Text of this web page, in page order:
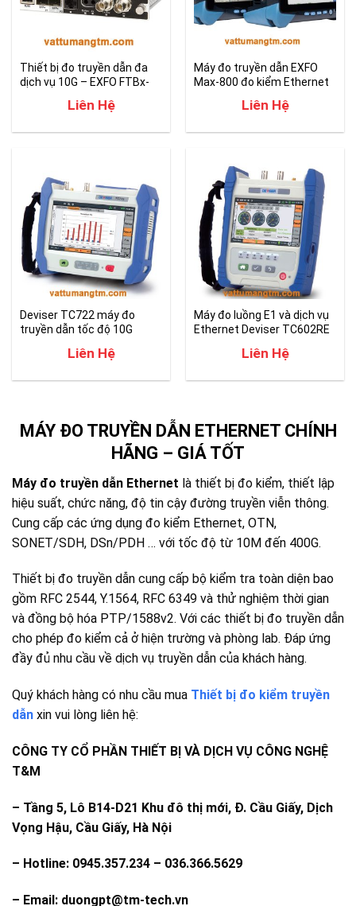
MÁY ĐO TRUYỀN DẪN ETHERNET CHÍNH
HÃNG – GIÁ TỐT
Máy đo truyền dẫn Ethernet là thiết bị đo kiểm, thiết lập
hiệu suất, chức năng, độ tin cậy đường truyền viễn thông.
Cung cấp các ứng dụng đo kiểm Ethernet, OTN,
SONET/SDH, DSn/PDH … với tốc độ từ 10M đến 400G.
Thiết bị đo truyền dẫn cung cấp bộ kiểm tra toàn diện bao
gồm RFC 2544, Y.1564, RFC 6349 và thử nghiệm thời gian
và đồng bộ hóa PTP/1588v2. Với các thiết bị đo truyền dẫn
cho phép đo kiểm cả ở hiện trường và phòng lab. Đáp ứng
đầy đủ nhu cầu về dịch vụ truyền dẫn của khách hàng.
Quý khách hàng có nhu cầu mua Thiết bị đo kiểm truyền
dẫn xin vui lòng liên hệ:
CÔNG TY CỔ PHẦN THIẾT BỊ VÀ DỊCH VỤ CÔNG NGHỆ
T&M
– Tầng 5, Lô B14-D21 Khu đô thị mới, Đ. Cầu Giấy, Dịch
Vọng Hậu, Cầu Giấy, Hà Nội
– Hotline: 0945.357.234 – 036.366.5629
– Email: duongpt@tm-tech.vn
Thiết bị đo truyền dẫn đa
dịch vụ 10G – EXFO FTBx-
Liên Hệ
Máy đo truyền dẫn EXFO
Max-800 đo kiểm Ethernet
Liên Hệ
Deviser TC722 máy đo
truyền dẫn tốc độ 10G
Liên Hệ
Máy đo luồng E1 và dịch vụ
Ethernet Deviser TC602RE
Liên Hệ